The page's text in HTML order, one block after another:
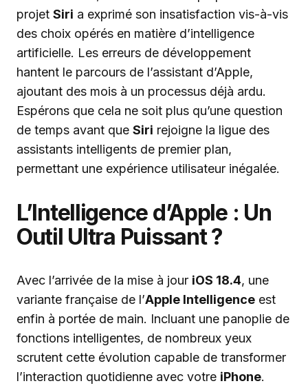
projet Siri a exprimé son insatisfaction vis-à-vis
des choix opérés en matière d’intelligence
artificielle. Les erreurs de développement
hantent le parcours de l’assistant d’Apple,
ajoutant des mois à un processus déjà ardu.
Espérons que cela ne soit plus qu’une question
de temps avant que Siri rejoigne la ligue des
assistants intelligents de premier plan,
permettant une expérience utilisateur inégalée.
L’Intelligence d’Apple : Un
Outil Ultra Puissant ?
Avec l’arrivée de la mise à jour iOS 18.4, une
variante française de l’Apple Intelligence est
enfin à portée de main. Incluant une panoplie de
fonctions intelligentes, de nombreux yeux
scrutent cette évolution capable de transformer
l’interaction quotidienne avec votre iPhone.